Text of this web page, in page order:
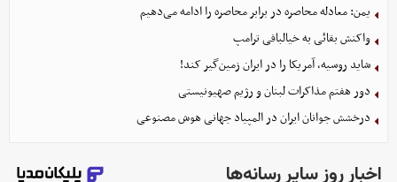
یمن: معادله محاصره در برابر محاصره را ادامه می‌دهیم
واکنش بقائی به خیالبافی ترامپ
شاید روسیه، آمریکا را در ایران زمین‌گیر کند!
دور هفتم مذاکرات لبنان و رژیم صهیونیستی
درخشش جوانان ایران در المپیاد جهانی هوش مصنوعی